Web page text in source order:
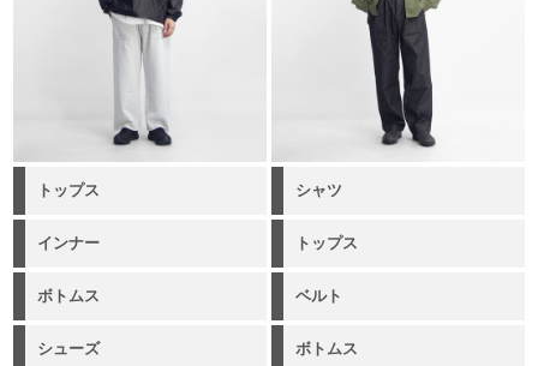
トップス シャツ
インナー トップス
ボトムス ベルト
シューズ ボトムス